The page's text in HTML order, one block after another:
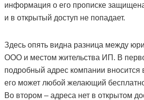
информация о его прописке
и в открытый доступ не попадает.
Здесь опять видна разница между
ООО и местом жительства ИП. В
подробный адрес компании
его может любой желающий
Во втором – адреса нет в открытом